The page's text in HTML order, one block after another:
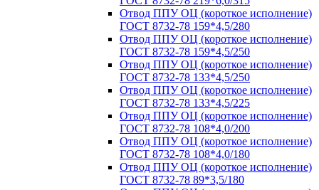
Отвод ППУ ОЦ (короткое исполнение)
ГОСТ 8732-78 159*4,5/280
Отвод ППУ ОЦ (короткое исполнение)
ГОСТ 8732-78 159*4,5/250
Отвод ППУ ОЦ (короткое исполнение)
ГОСТ 8732-78 133*4,5/250
Отвод ППУ ОЦ (короткое исполнение)
ГОСТ 8732-78 133*4,5/225
Отвод ППУ ОЦ (короткое исполнение)
ГОСТ 8732-78 108*4,0/200
Отвод ППУ ОЦ (короткое исполнение)
ГОСТ 8732-78 108*4,0/180
Отвод ППУ ОЦ (короткое исполнение)
ГОСТ 8732-78 89*3,5/180